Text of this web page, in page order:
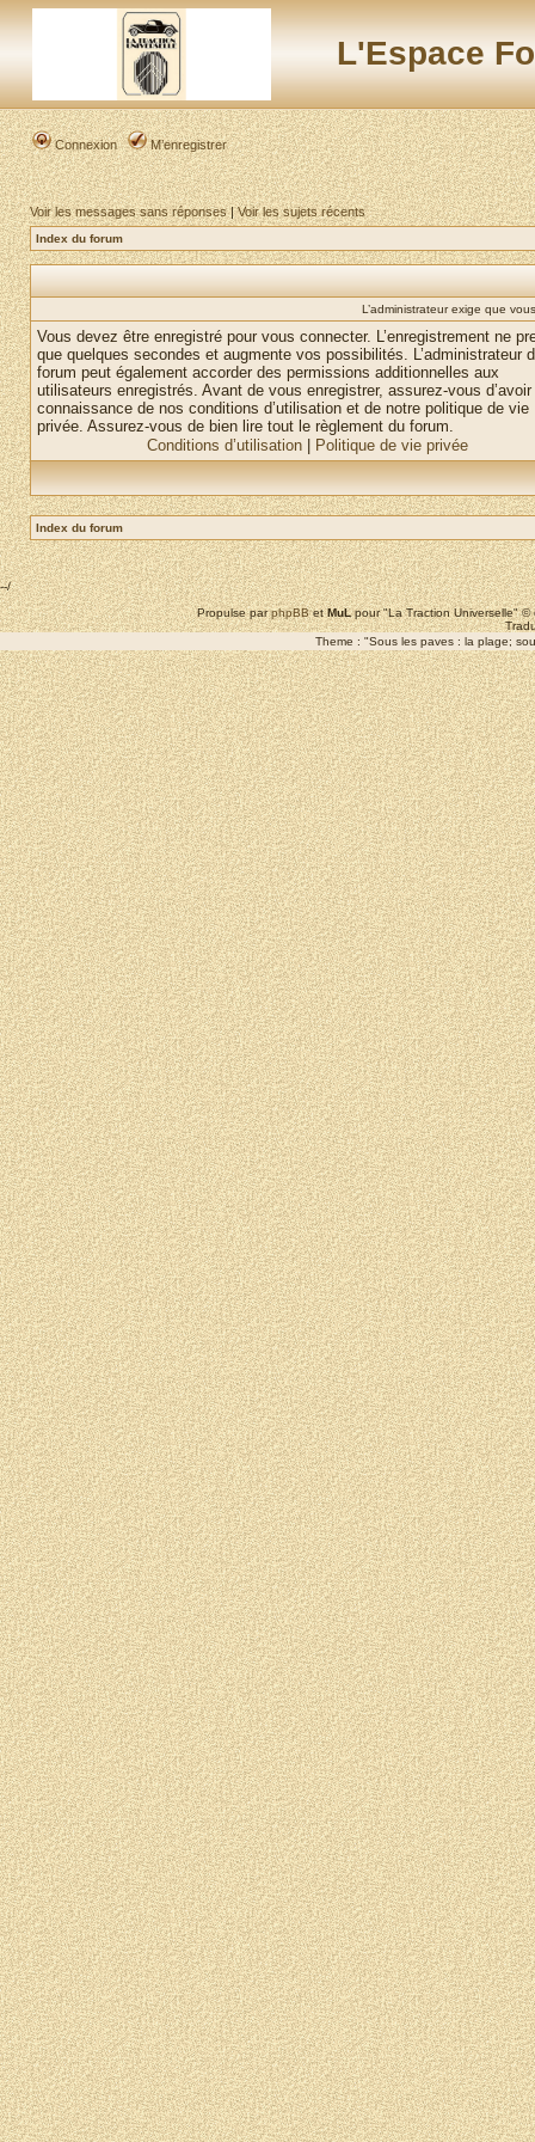
L'Espace
Connexion M’enregistrer
Voir les messages sans réponses|Voir les sujets récents
Index du forum
L’administrateur exige que
Vous devez être enregistré pour vous connecter. L’enregistrement ne
que quelques secondes et augmente vos possibilités. L’administrateur
forum peut également accorder des permissions additionnelles aux
utilisateurs enregistrés. Avant de vous enregistrer, assurez-vous
connaissance de nos conditions d’utilisation et de notre politique de vie
privée. Assurez-vous de bien lire tout le règlement du forum.
Conditions d’utilisation
Politique de vie privée
Index du forum
--/
Propulse parphpBBetMuLpour "La Traction Universelle"
Theme : "Sous les paves : la plage;